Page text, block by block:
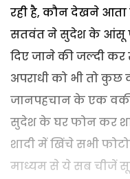
रही है, कौन देखने आता
सतवंत ने सुदेश के आंसू
दिए जाने की जल्दी कर
अपराधी को भी तो कुछ
जानपहचान के एक
सुदेश के घर फोन कर
शादी में खिंचे सभी
माध्यम से ये सब चीजें